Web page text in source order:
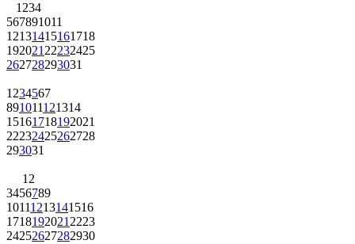
1 234
567891011
12131415161718
192021 22232425
262728293031
1 234567
891011121314
15161718192021
22232425262728
293031
1 2
3456789
10111213141516
1718192021 2223
24252627282930